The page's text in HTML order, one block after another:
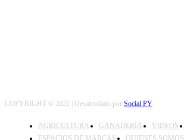
COPYRIGHT © 2022 | Desarrollado por Social PY
AGRICULTURA GANADERÍA VIDEOS
ESPACIOS DE MARCAS
QUIENES SOMOS